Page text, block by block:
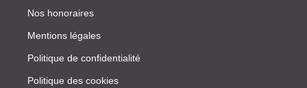
Nos honoraires
Mentions légales
Politique de confidentialité
Politique des cookies